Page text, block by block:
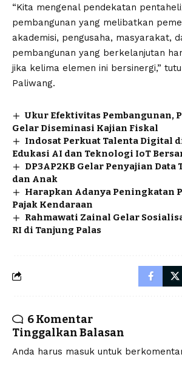
“Kita mengenal pendekatan
pembangunan yang melibatkan
akademisi, pengusaha, masyarakat,
pembangunan yang berkelanjutan
jika kelima elemen ini bersinergi,”
Paliwang.
Ukur Efektivitas Pembangunan,
Gelar Diseminasi Kajian Fiskal
Indosat Perkuat Talenta Digital
Edukasi AI dan Teknologi IoT
DP3AP2KB Gelar Penyajian
dan Anak
Harapkan Adanya Peningkatan
Pajak Kendaraan
Rahmawati Zainal Gelar
RI di Tanjung Palas
6 Komentar
Tinggalkan Balasan
Anda harus masuk untuk